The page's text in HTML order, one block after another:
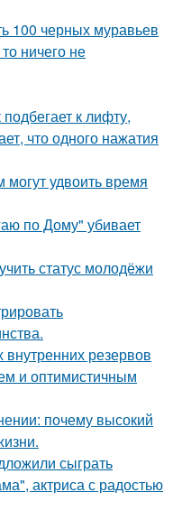
100 черных муравьев
ничего не
к лифту,
что одного нажатия
удвоить время
по Дому" убивает
статус молодёжи
внутренних резервов
и оптимистичным
почему высокий
сыграть
актриса с радостью